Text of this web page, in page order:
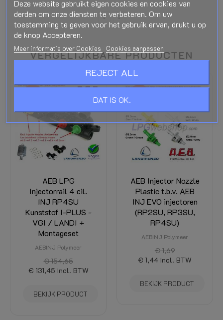
VERGELIJKBARE PRODUCTEN
-15%
Injectorrail 4 cil.
INJ RP4SU
Kunststof I-PLUS -
VGI / LANDI +
Montageset
AEBINJ Polymeer
€ 154,65
€ 131,45 Incl. BTW
-15%
Plastic t.b.v. AEB
INJ EVO injectoren
(RP2SU, RP3SU,
RP4SU)
AEBINJ Polymeer
€ 1,69
€ 1,44 Incl. BTW
Deze website gebruikt eigen cookies en cookies van
derden om onze diensten te verbeteren. Om uw
toestemming te geven voor het gebruik ervan, drukt u op
de knop Accepteren.
Meer informatie over Cookies Cookies aanpassen
REJECT ALL
DAT IS OK.